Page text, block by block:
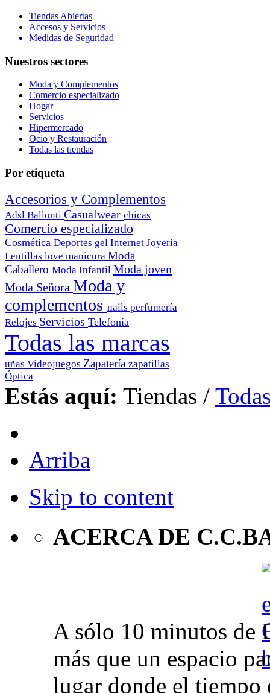
Tiendas Abiertas
Accesos y Servicios
Medidas de Seguridad
Nuestros sectores
Moda y Complementos
Comercio especializado
Hogar
Servicios
Hipermercado
Ocio y Restauración
Todas las tiendas
Por etiqueta
Accesorios y Complementos
Adsl Ballonti Casualwear chicas
Comercio especializado
Cosmética Deportes gel Internet Joyería
Lentillas love manicura Moda
Caballero Moda Infantil Moda joven
Moda Señora Moda y
complementos nails perfumería
Relojes Servicios Telefonía
Todas las marcas
uñas Videojuegos Zapatería zapatillas
Óptica
Estás aquí: Tiendas /
Arriba
Skip to content
ACERCA DE
A sólo 10 minutos de
más que un espacio
lugar donde el tiempo